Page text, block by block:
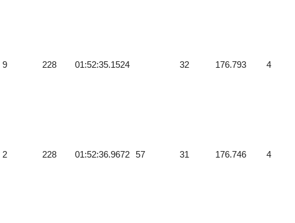
9 228 01:52:35.1524 32 176.793 4
2 228 01:52:36.9672 57 31 176.746 4